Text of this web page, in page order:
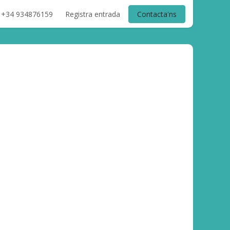
+34 934876159 Registra entrada Contacta'ns